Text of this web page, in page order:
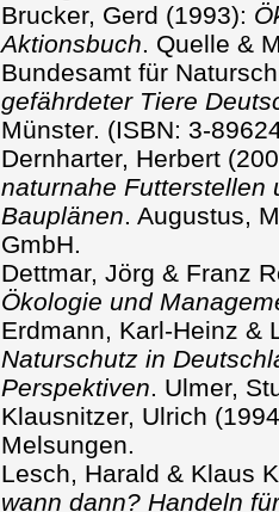
Brucker, Gerd (1993):
Aktionsbuch. Quelle &
Bundesamt für
gefährdeter Tiere
Münster. (ISBN: 3-
Dernharter, Herbert
naturnahe Futterstellen
Bauplänen. Augustus,
GmbH.
Dettmar, Jörg & Franz
Ökologie und
Erdmann, Karl-Heinz &
Naturschutz in
Perspektiven. Ulmer,
Klausnitzer, Ulrich
Melsungen.
Lesch, Harald & Klaus
wann dann? Handeln